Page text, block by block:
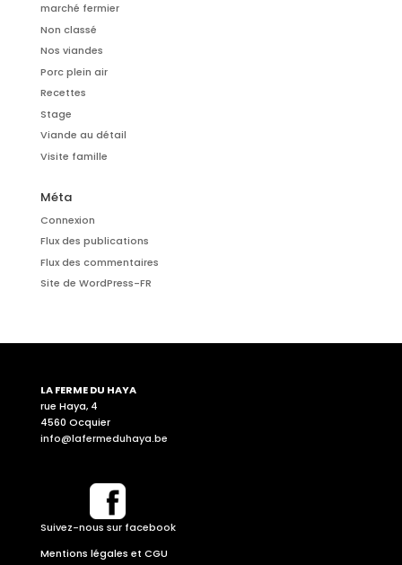
marché fermier
Non classé
Nos viandes
Porc plein air
Recettes
Stage
Viande au détail
Visite famille
Méta
Connexion
Flux des publications
Flux des commentaires
Site de WordPress-FR
LA FERME DU HAYA
rue Haya, 4
4560 Ocquier
info@lafermeduhaya.be
Suivez-nous sur facebook
Mentions légales et CGU